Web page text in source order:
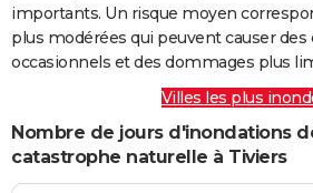
importants. Un risque moyen
plus modérées qui peuvent causer
occasionnels et des dommages plus
Villes les plus
Nombre de jours d'inondations
catastrophe naturelle à Tiviers